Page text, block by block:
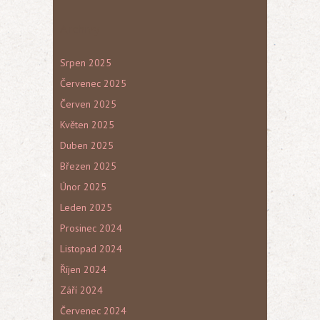
Srpen 2025
Červenec 2025
Červen 2025
Květen 2025
Duben 2025
Březen 2025
Únor 2025
Leden 2025
Prosinec 2024
Listopad 2024
Říjen 2024
Září 2024
Červenec 2024